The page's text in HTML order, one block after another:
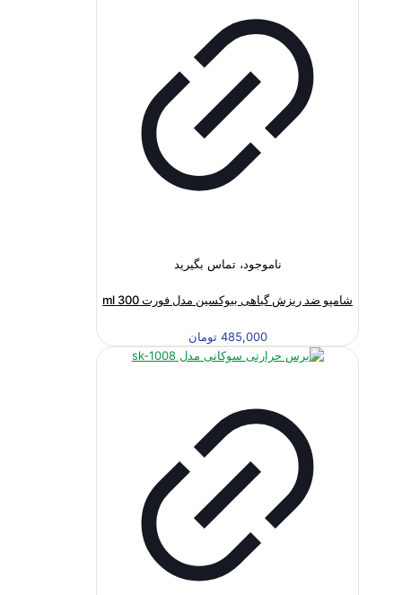
ناموجود، تماس بگیرید
شامپو ضد ریزش گیاهی بیوکسین مدل فورت 300 ml
485,000 تومان